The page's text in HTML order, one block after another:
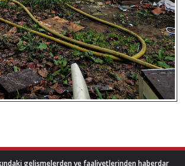
gelişmelerden ve faaliyetlerinden haberdar